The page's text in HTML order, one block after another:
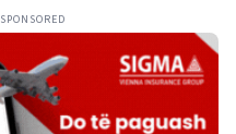
SPONSORED